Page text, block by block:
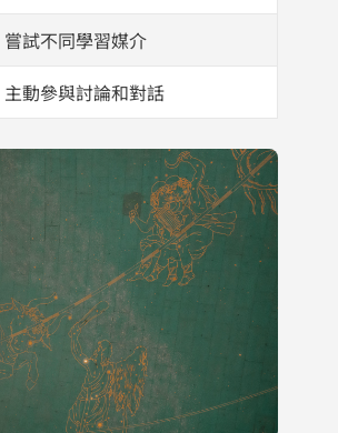
嘗試不同學習媒介
主動參與討論和對話